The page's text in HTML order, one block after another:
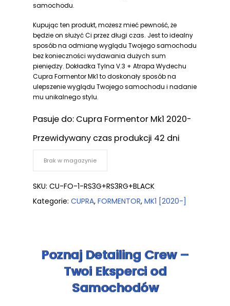
samochodu.
Kupując ten produkt, możesz mieć pewność, że
będzie on służyć Ci przez długi czas. Jest to idealny
sposób na odmianę wyglądu Twojego samochodu
bez konieczności wydawania dużych sum
pieniędzy. Dokładka Tylna V.3 + Atrapa Wydechu
Cupra Formentor Mk1 to doskonały sposób na
ulepszenie wyglądu Twojego samochodu i nadanie
mu unikalnego stylu.
Pasuje do: Cupra Formentor Mk1 2020-
Przewidywany czas produkcji 42 dni
Brak w magazynie
SKU: CU-FO-1-RS3G+RS3RG+BLACK
Kategorie: CUPRA, FORMENTOR, MK1 [2020-]
Poznaj Detailing Crew –
Twoi Eksperci od
Samochodów